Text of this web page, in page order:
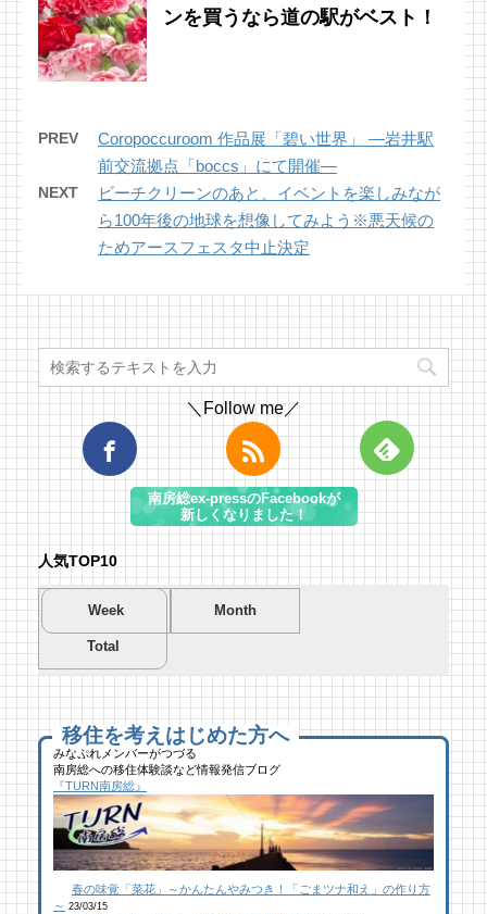
ンを買うなら道の駅がベスト！
PREV
Coropoccuroom 作品展「碧い世界」 ―岩井駅
前交流拠点「boccs」にて開催―
NEXT
ビーチクリーンのあと、イベントを楽しみなが
ら100年後の地球を想像してみよう※悪天候の
ためアースフェスタ中止決定
＼Follow me／
南房総ex-pressのFacebookが
新しくなりました！
人気TOP10
Week Month
Total
夏を先取り！プールに行こう！
南房総市千倉B&G海洋センター
53 views|byTsuno
館山にオープン！地域の素材からはじめる物
作り工房
26 views
|byなべたゆかり
【コラボ】ジビエも揃う、鮮度抜群の南房総
おさかなセンター【安房國テレビ】
夏を先取り！プールに行こう！
南房総市千倉B&G海洋センター
215 views |byTsuno
ブルーベリー狩りに行ってきた！「コロコロ
農園 庄兵衛」千倉町
111 views
|by 原みりか
館山にオープン！地域の素材からはじめる物
作り工房
海遊び＆キャンプするならココ！南房総のお
すすめキャンプ場まとめ【2】
40,699 views|by南 芙蓉
似顔絵ケーキに感動！館山のケーキ屋さん
「プチ アンジュ」
17,150 views| by福美
南房総パン屋めぐり【２】
橋本屋製パン店（館山市）
移住を考えはじめた方へ
みなぷれメンバーがつづる
南房総への移住体験談など情報発信ブログ
『TURN南房総』
春の味覚「菜花」～かんたんやみつき！「ごまツナ和え」の作り方
～ 23/03/15